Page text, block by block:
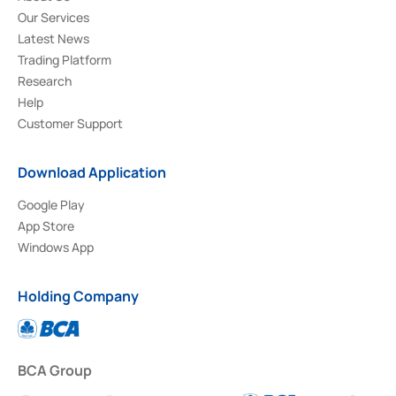
Our Services
Latest News
Trading Platform
Research
Help
Customer Support
Download Application
Google Play
App Store
Windows App
Holding Company
BCA Group